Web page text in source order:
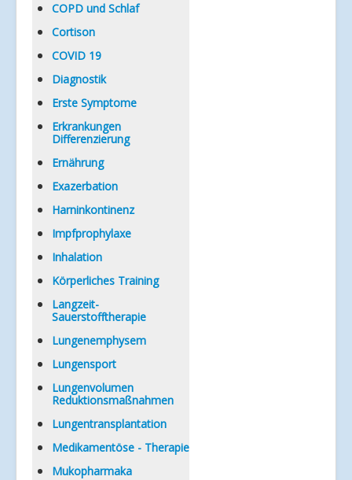
COPD und Schlaf
Cortison
COVID 19
Diagnostik
Erste Symptome
Erkrankungen
Differenzierung
Ernährung
Exazerbation
Harninkontinenz
Impfprophylaxe
Inhalation
Körperliches Training
Langzeit-
Sauerstofftherapie
Lungenemphysem
Lungensport
Lungenvolumen
Reduktionsmaßnahmen
Lungentransplantation
Medikamentöse - Therapie
Mukopharmaka